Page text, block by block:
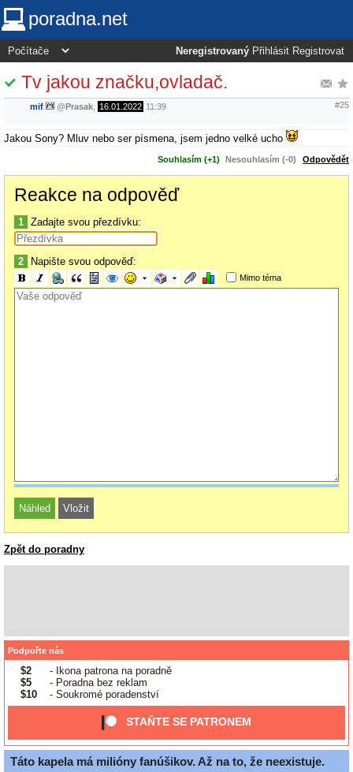
poradna.net
Neregistrovaný Přihlásit Registrovat
Tv jakou značku,ovladač.
mif @Prasak 16.01.2022 11:39 #25
Jakou Sony? Mluv nebo ser písmena, jsem jedno velké ucho
Souhlasím (+1) Nesouhlasím (-0) Odpovědět
Reakce na odpověď
1 Zadajte svou přezdívku:
2 Napište svou odpověď:
Mimo téma
Zpět do poradny
Podpořte nás
$2
- Ikona patrona na poradně
$5
- Poradna bez reklam
$10
- Soukromé poradenství
STAŇTE SE PATRONEM
Táto kapela má milióny fanúšikov. Až na to, že neexistuje.